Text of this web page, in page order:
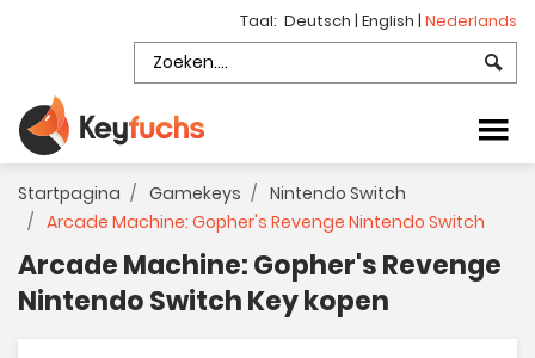
Taal: Deutsch | English | Nederlands
Startpagina Gamekeys
Nintendo Switch
Arcade Machine: Gopher's Revenge Nintendo Switch
Arcade Machine: Gopher's Revenge
Nintendo Switch Key kopen